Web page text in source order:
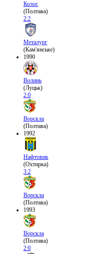
Колос
(Полтава)
2:2
Металург
(Кам'янське)
1990
Волинь
(Луцьк)
2:0
Ворскла
(Полтава)
1992
Нафтовик
(Охтирка)
3:2
Ворскла
(Полтава)
1993
Ворскла
(Полтава)
2:0